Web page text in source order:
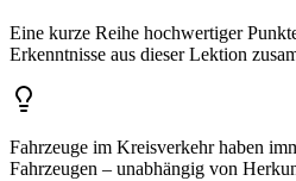
Eine kurze Reihe hochwertiger
Erkenntnisse aus dieser Lektion
Fahrzeuge im Kreisverkehr haben
Fahrzeugen – unabhängig von